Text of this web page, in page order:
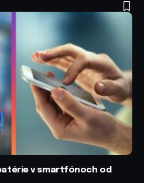
v smartfónoch od